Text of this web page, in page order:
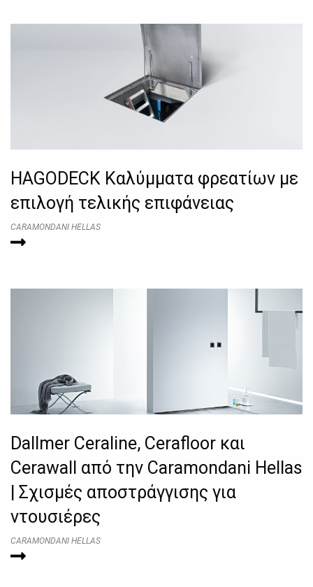
HAGODECK Kαλύμματα φρεατίων με
επιλογή τελικής επιφάνειας
CARAMONDANI HELLAS
Dallmer Ceraline, Cerafloor και
Cerawall από την Caramondani Hellas
| Σχισμές αποστράγγισης για
ντουσιέρες
CARAMONDANI HELLAS